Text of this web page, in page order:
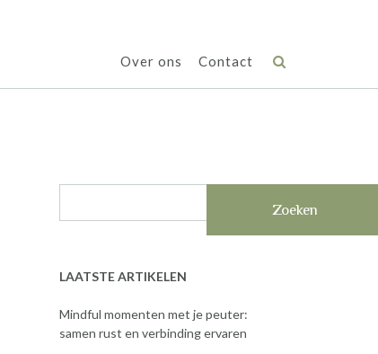
Over ons Contact
Zoeken
LAATSTE ARTIKELEN
Mindful momenten met je peuter:
samen rust en verbinding ervaren